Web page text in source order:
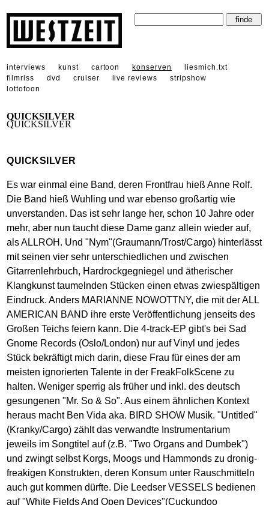
interviews kunst cartoon konserven
liesmich.txt
filmriss
dvd cruiser live reviews
stripshow
lottofoon
QUICKSILVER
QUICKSILVER
QUICKSILVER
Es war einmal eine Band, deren Frontfrau hieß Anne Rolf.
Die Band hieß Wuhling und war ebenso großartig wie
unverstanden. Das ist sehr lange her, schon 10 Jahre oder
mehr, aber nun taucht diese Dame ganz allein wieder auf,
als ALLROH. Und "Nym"(Graumann/Trost/Cargo) hinterlässt
mit seinen vier sehr unterschiedlichen und zwischen
Gitarrenlehrbuch, Hardrockgegniegel und ätherischer
Klangkunst taumelnden Stücken einen etwas zwiespältigen
Eindruck. Anders MARIANNE NOWOTTNY, die mit der ALL
AMERICAN BAND ihre erste Veröffentlichung jenseits des
Großen Teichs feiern kann. Die 4-track-EP gibt's bei Sad
Gnome Records (Oslo/London) nur auf Vinyl und jedes
Stück bekräftigt mich darin, diese Frau für eines der am
meisten ignorierten Talente in der FreakFolkScene zu
halten. Weniger sperrig als früher und inkl. des deutsch
gesungenen "Mr. So & So". Aus einem ähnlichen Kontext
heraus macht Ben Vida aka. BIRD SHOW Musik. "Untitled"
(Kranky/Cargo) zählt das verwandte Instrumentarium
jeweils im Songtitel auf (z.B. "Two Organs and Dumbek")
und zwingt selbst Korgs, Moogs und Hammonds zu dronig-
freakigen Konstrukten, deren Konsum unter Rauschmitteln
auch gut kommen dürfte. Die Leedser VESSELS bedienen
auf "White Fields And Open Devices"(Cuckundoo